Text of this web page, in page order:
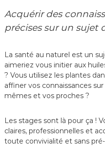
Acquérir des
précises sur un sujet
La santé au naturel est un
aimeriez vous initier aux
? Vous utilisez les plantes
affiner vos connaissances
mêmes et vos proches ?
Les stages sont là pour ça !
claires, professionnelles et
toute convivialité et sans